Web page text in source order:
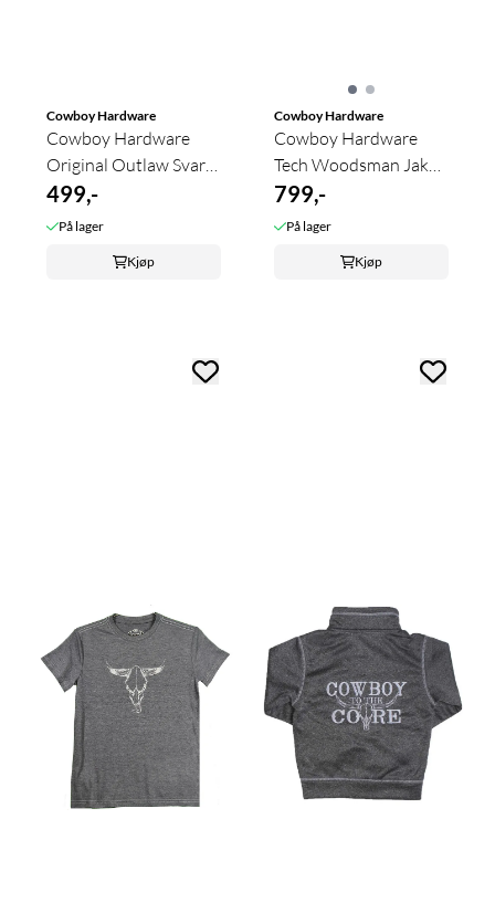
Cowboy Hardware
Cowboy Hardware
Original Outlaw Svart
Pullover
499,-
På lager
Kjøp
Cowboy Hardware
Cowboy Hardware
Tech Woodsman Jakke
Til Gutt
799,-
På lager
Kjøp